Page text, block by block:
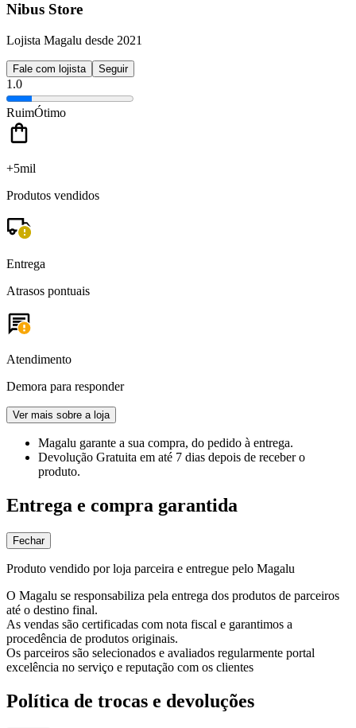
Nibus Store
Lojista Magalu desde 2021
Fale com lojista Seguir
1.0
RuimÓtimo
+5mil
Produtos vendidos
Entrega
Atrasos pontuais
Atendimento
Demora para responder
Ver mais sobre a loja
Magalu garante a sua compra, do pedido à entrega.
Devolução Gratuita em até 7 dias depois de receber o
produto.
Entrega e compra garantida
Fechar
Produto vendido por loja parceira e entregue pelo Magalu
O Magalu se responsabiliza pela entrega dos produtos de parceiros
até o destino final.
As vendas são certificadas com nota fiscal e garantimos a
procedência de produtos originais.
Os parceiros são selecionados e avaliados regularmente portal
excelência no serviço e reputação com os clientes
Política de trocas e devoluções